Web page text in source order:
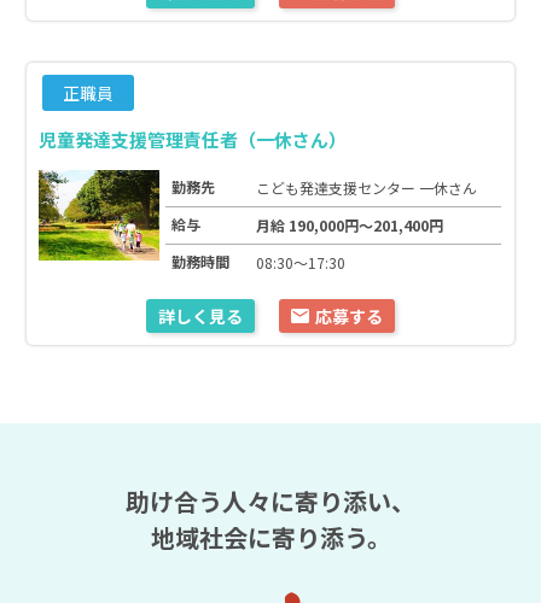
正職員
児童発達支援管理責任者（一休さん）
勤務先
こども発達支援センター 一休さん
給与
月給 190,000円～201,400円
勤務時間
08:30～17:30
詳しく見る 応募する
助け合う人々に寄り添い、
地域社会に寄り添う。